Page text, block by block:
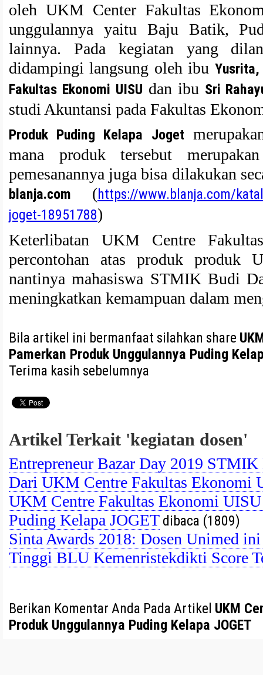
oleh UKM Center Fakultas
unggulannya yaitu Baju Batik,
lainnya. Pada kegiatan yang
didampingi langsung oleh ibu Yusrita,
Fakultas Ekonomi UISU dan ibu Sri
studi Akuntansi pada Fakultas
Produk Puding Kelapa Joget
mana produk tersebut
pemesanannya juga bisa dilakukan
blanja.com (https://www.blanja.com/
joget-18951788)
Keterlibatan UKM Centre
percontohan atas produk produk
nantinya mahasiswa STMIK Budi
meningkatkan kemampuan dalam
Bila artikel ini bermanfaat silahkan share
Pamerkan Produk Unggulannya Puding
Terima kasih sebelumnya
Artikel Terkait 'kegiatan dosen'
Entrepreneur Bazar Day 2019
Dari UKM Centre Fakultas Ekonomi
UKM Centre Fakultas Ekonomi
Puding Kelapa JOGET dibaca (1809)
Sinta Awards 2018: Dosen Unimed
Tinggi BLU Kemenristekdikti Score
Berikan Komentar Anda Pada Artikel UKM
Produk Unggulannya Puding Kelapa JOGET